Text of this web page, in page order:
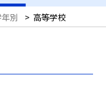
別 > 高等学校